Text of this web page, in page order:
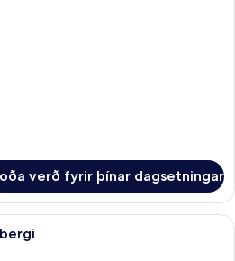
verð fyrir þínar dagsetningar
Rúmföt úr egypskri bómull, rúmföt